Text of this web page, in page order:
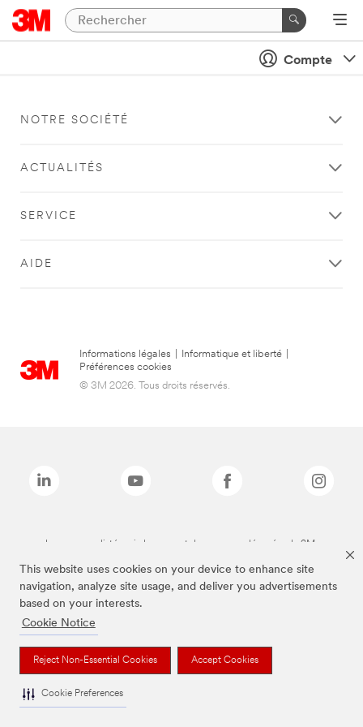
This website uses cookies on your device to enhance site
navigation, analyze site usage, and deliver you advertisements
based on your interests.
Cookie Notice
Reject Non-Essential Cookies Accept Cookies
Cookie Preferences
Compte
NOTRE SOCIÉTÉ
ACTUALITÉS
SERVICE
AIDE
Informations légales Informatique et liberté
Préférences cookies
© 3M 2026. Tous droits réservés.
Les marques listées ci-dessus sont des marques déposées de 3M.